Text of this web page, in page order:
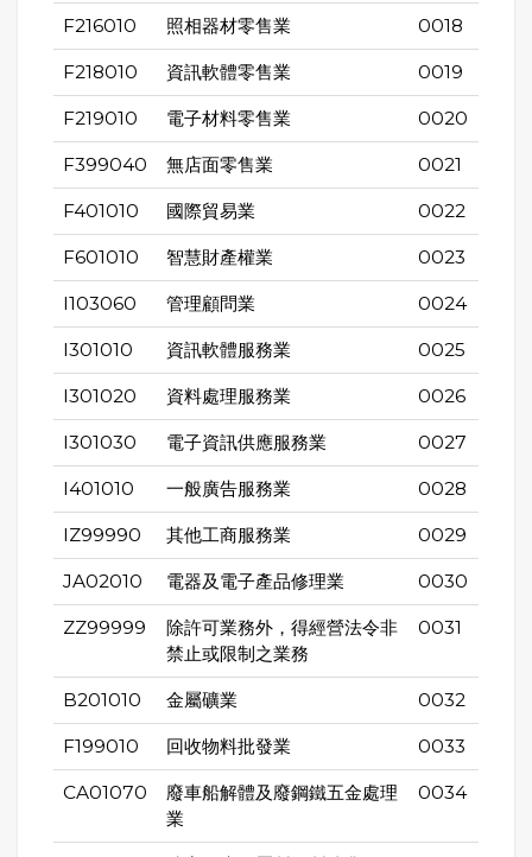
F216010 照相器材零售業 0018
F218010 資訊軟體零售業 0019
F219010 電子材料零售業 0020
F399040 無店面零售業 0021
F401010 國際貿易業 0022
F601010 智慧財產權業 0023
I103060 管理顧問業 0024
I301010 資訊軟體服務業 0025
I301020 資料處理服務業 0026
I301030 電子資訊供應服務業 0027
I401010 一般廣告服務業 0028
IZ99990 其他工商服務業 0029
JA02010 電器及電子產品修理業 0030
ZZ99999
除許可業務外，得經營法令非
禁止或限制之業務
0031
B201010 金屬礦業 0032
F199010 回收物料批發業 0033
CA01070
廢車船解體及廢鋼鐵五金處理
業
0034